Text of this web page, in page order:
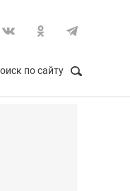
по сайту